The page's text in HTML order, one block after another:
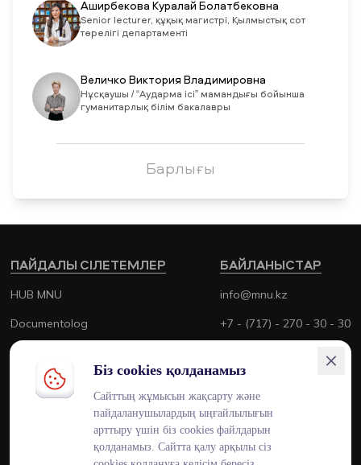
Аширбекова Куралай Болатбековна
Senior lecturer, құқық магистрі, Қылмыстық сот
төрелігі департаменті
Величко Виктория Владимировна
Нұсқаушы / “Аударма ici” мамандығы бойынша
гуманитарлық білім бакалавры
Барлығы
БАЙЛАНЫСТАР
info@mnu.kz
+7 - (717) - 270 - 30 - 30
+7 - (700) - 170 - 30 - 30
ПАЙДАЛЫ СІЛЕТЕМЛЕР
HUB MNU
Documentolog
Canvas
Platonus
Біз cookies қолданамыз
Сайттың жұмысын жақсарту және
пайдаланушылардың ыңғайлылығын
арттыру үшін біз cookies файлдарын
қолданамыз. Сайтта қалу арқылы сіз